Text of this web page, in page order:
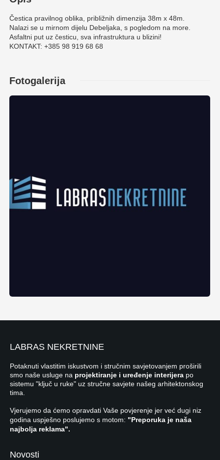
Čestica pravilnog oblika, približnih dimenzija 38m x 48m.
Nalazi se u mirnom dijelu Debeljaka, s pogledom na more.
Asfaltni put uz česticu, sva infrastruktura u blizini!
KONTAKT: +385 98 919 68 68
Fotogalerija
LABRAS NEKRETNINE
Potaknuti vlastitim iskustvom i stručnim savjetovanjem proširili
smo naše usluge na projektiranje i uređenje interijera po
sistemu "ključ u ruke" uz stručne savjete našeg arhitektonskog
tima.
Vjerujemo da ćemo opravdati Vaše povjerenje jer već dugi niz
godina uspješno poslujemo s motom: "Preporuka je naša
najbolja reklama".
Novosti